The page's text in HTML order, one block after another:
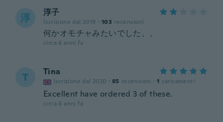
淳 淳子
Iscrizione dal 2019 · 103 recensioni
何かオモチャみたいでした、、
circa 6 anni fa
T Tina
Iscrizione dal 2020 · 85 recensioni · 1 caricamenti
Excellent have ordered 3 of these.
circa 6 anni fa